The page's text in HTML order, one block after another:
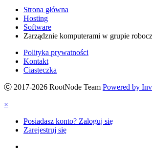
Strona główna
Hosting
Software
Zarządznie komputerami w grupie
Polityka prywatności
Kontakt
Ciasteczka
ⓒ 2017-2026 RootNode Team Powered by
×
Posiadasz konto? Zaloguj się
Zarejestruj się